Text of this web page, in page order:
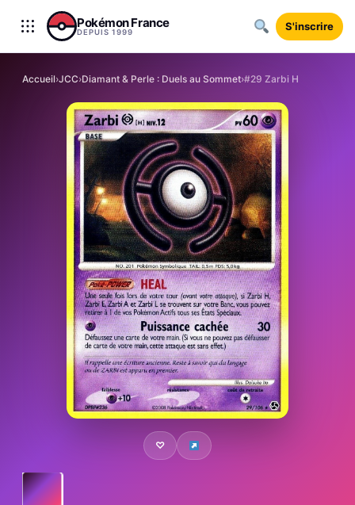
Aller au contenu
Pokémon France
DEPUIS 1999 S'inscrire
Accueil›JCC›Diamant & Perle : Duels au Sommet›#29 Zarbi H
♡